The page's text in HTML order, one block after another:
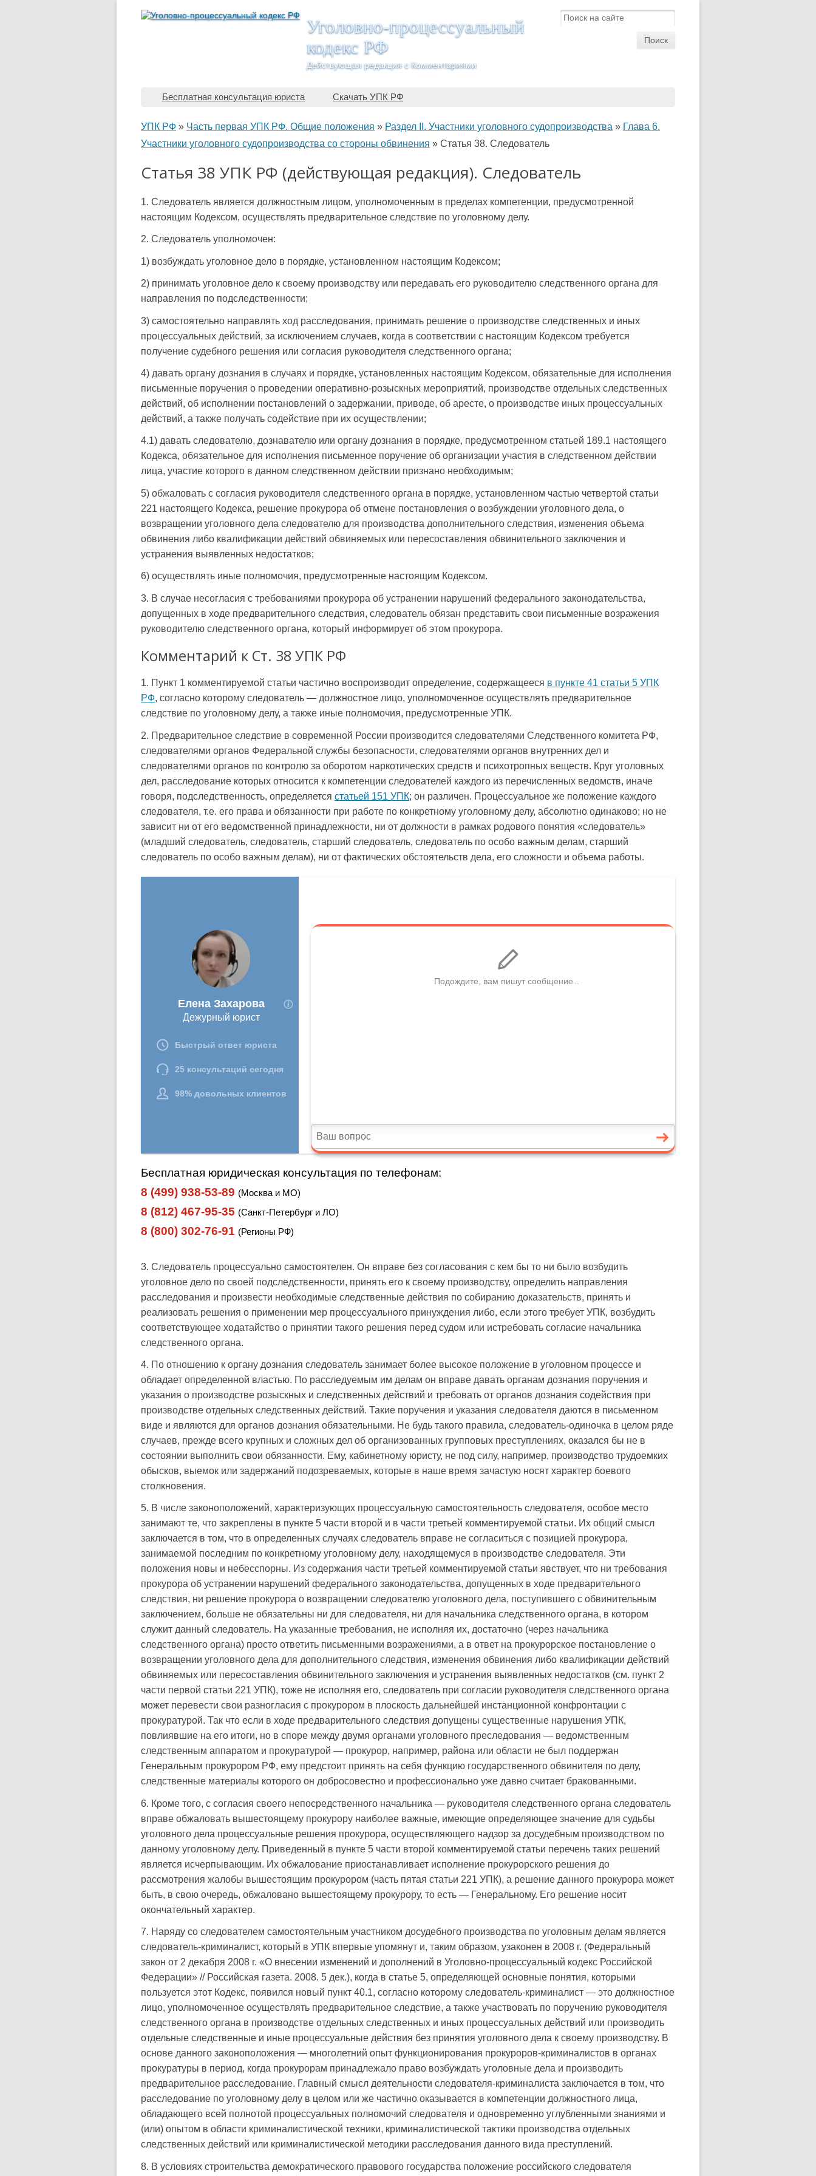
Уголовно-процессуальный
кодекс РФ
Действующая редакция с Комментариями
Бесплатная консультация юриста Скачать УПК РФ
УПК РФ » Часть первая УПК РФ. Общие положения » Раздел II. Участники уголовного судопроизводства » Глава 6.
Участники уголовного судопроизводства со стороны обвинения » Статья 38. Следователь
Статья 38 УПК РФ (действующая редакция). Следователь
1. Следователь является должностным лицом, уполномоченным в пределах компетенции, предусмотренной
настоящим Кодексом, осуществлять предварительное следствие по уголовному делу.
2. Следователь уполномочен:
1) возбуждать уголовное дело в порядке, установленном настоящим Кодексом;
2) принимать уголовное дело к своему производству или передавать его руководителю следственного органа для
направления по подследственности;
3) самостоятельно направлять ход расследования, принимать решение о производстве следственных и иных
процессуальных действий, за исключением случаев, когда в соответствии с настоящим Кодексом требуется
получение судебного решения или согласия руководителя следственного органа;
4) давать органу дознания в случаях и порядке, установленных настоящим Кодексом, обязательные для исполнения
письменные поручения о проведении оперативно-розыскных мероприятий, производстве отдельных следственных
действий, об исполнении постановлений о задержании, приводе, об аресте, о производстве иных процессуальных
действий, а также получать содействие при их осуществлении;
4.1) давать следователю, дознавателю или органу дознания в порядке, предусмотренном статьей 189.1 настоящего
Кодекса, обязательное для исполнения письменное поручение об организации участия в следственном действии
лица, участие которого в данном следственном действии признано необходимым;
5) обжаловать с согласия руководителя следственного органа в порядке, установленном частью четвертой статьи
221 настоящего Кодекса, решение прокурора об отмене постановления о возбуждении уголовного дела, о
возвращении уголовного дела следователю для производства дополнительного следствия, изменения объема
обвинения либо квалификации действий обвиняемых или пересоставления обвинительного заключения и
устранения выявленных недостатков;
6) осуществлять иные полномочия, предусмотренные настоящим Кодексом.
3. В случае несогласия с требованиями прокурора об устранении нарушений федерального законодательства,
допущенных в ходе предварительного следствия, следователь обязан представить свои письменные возражения
руководителю следственного органа, который информирует об этом прокурора.
Комментарий к Ст. 38 УПК РФ
1. Пункт 1 комментируемой статьи частично воспроизводит определение, содержащееся в пункте 41 статьи 5 УПК
РФ, согласно которому следователь — должностное лицо, уполномоченное осуществлять предварительное
следствие по уголовному делу, а также иные полномочия, предусмотренные УПК.
2. Предварительное следствие в современной России производится следователями Следственного комитета РФ,
следователями органов Федеральной службы безопасности, следователями органов внутренних дел и
следователями органов по контролю за оборотом наркотических средств и психотропных веществ. Круг уголовных
дел, расследование которых относится к компетенции следователей каждого из перечисленных ведомств, иначе
говоря, подследственность, определяется статьей 151 УПК; он различен. Процессуальное же положение каждого
следователя, т.е. его права и обязанности при работе по конкретному уголовному делу, абсолютно одинаково; но не
зависит ни от его ведомственной принадлежности, ни от должности в рамках родового понятия «следователь»
(младший следователь, следователь, старший следователь, следователь по особо важным делам, старший
следователь по особо важным делам), ни от фактических обстоятельств дела, его сложности и объема работы.
Бесплатная юридическая консультация по телефонам:
8 (499) 938-53-89 (Москва и МО)
8 (812) 467-95-35 (Санкт-Петербург и ЛО)
8 (800) 302-76-91 (Регионы РФ)
3. Следователь процессуально самостоятелен. Он вправе без согласования с кем бы то ни было возбудить
уголовное дело по своей подследственности, принять его к своему производству, определить направления
расследования и произвести необходимые следственные действия по собиранию доказательств, принять и
реализовать решения о применении мер процессуального принуждения либо, если этого требует УПК, возбудить
соответствующее ходатайство о принятии такого решения перед судом или истребовать согласие начальника
следственного органа.
4. По отношению к органу дознания следователь занимает более высокое положение в уголовном процессе и
обладает определенной властью. По расследуемым им делам он вправе давать органам дознания поручения и
указания о производстве розыскных и следственных действий и требовать от органов дознания содействия при
производстве отдельных следственных действий. Такие поручения и указания следователя даются в письменном
виде и являются для органов дознания обязательными. Не будь такого правила, следователь-одиночка в целом ряде
случаев, прежде всего крупных и сложных дел об организованных групповых преступлениях, оказался бы не в
состоянии выполнить свои обязанности. Ему, кабинетному юристу, не под силу, например, производство трудоемких
обысков, выемок или задержаний подозреваемых, которые в наше время зачастую носят характер боевого
столкновения.
5. В числе законоположений, характеризующих процессуальную самостоятельность следователя, особое место
занимают те, что закреплены в пункте 5 части второй и в части третьей комментируемой статьи. Их общий смысл
заключается в том, что в определенных случаях следователь вправе не согласиться с позицией прокурора,
занимаемой последним по конкретному уголовному делу, находящемуся в производстве следователя. Эти
положения новы и небесспорны. Из содержания части третьей комментируемой статьи явствует, что ни требования
прокурора об устранении нарушений федерального законодательства, допущенных в ходе предварительного
следствия, ни решение прокурора о возвращении следователю уголовного дела, поступившего с обвинительным
заключением, больше не обязательны ни для следователя, ни для начальника следственного органа, в котором
служит данный следователь. На указанные требования, не исполняя их, достаточно (через начальника
следственного органа) просто ответить письменными возражениями, а в ответ на прокурорское постановление о
возвращении уголовного дела для дополнительного следствия, изменения обвинения либо квалификации действий
обвиняемых или пересоставления обвинительного заключения и устранения выявленных недостатков (см. пункт 2
части первой статьи 221 УПК), тоже не исполняя его, следователь при согласии руководителя следственного органа
может перевести свои разногласия с прокурором в плоскость дальнейшей инстанционной конфронтации с
прокуратурой. Так что если в ходе предварительного следствия допущены существенные нарушения УПК,
повлиявшие на его итоги, но в споре между двумя органами уголовного преследования — ведомственным
следственным аппаратом и прокуратурой — прокурор, например, района или области не был поддержан
Генеральным прокурором РФ, ему предстоит принять на себя функцию государственного обвинителя по делу,
следственные материалы которого он добросовестно и профессионально уже давно считает бракованными.
6. Кроме того, с согласия своего непосредственного начальника — руководителя следственного органа следователь
вправе обжаловать вышестоящему прокурору наиболее важные, имеющие определяющее значение для судьбы
уголовного дела процессуальные решения прокурора, осуществляющего надзор за досудебным производством по
данному уголовному делу. Приведенный в пункте 5 части второй комментируемой статьи перечень таких решений
является исчерпывающим. Их обжалование приостанавливает исполнение прокурорского решения до
рассмотрения жалобы вышестоящим прокурором (часть пятая статьи 221 УПК), а решение данного прокурора может
быть, в свою очередь, обжаловано вышестоящему прокурору, то есть — Генеральному. Его решение носит
окончательный характер.
7. Наряду со следователем самостоятельным участником досудебного производства по уголовным делам является
следователь-криминалист, который в УПК впервые упомянут и, таким образом, узаконен в 2008 г. (Федеральный
закон от 2 декабря 2008 г. «О внесении изменений и дополнений в Уголовно-процессуальный кодекс Российской
Федерации» // Российская газета. 2008. 5 дек.), когда в статье 5, определяющей основные понятия, которыми
пользуется этот Кодекс, появился новый пункт 40.1, согласно которому следователь-криминалист — это должностное
лицо, уполномоченное осуществлять предварительное следствие, а также участвовать по поручению руководителя
следственного органа в производстве отдельных следственных и иных процессуальных действий или производить
отдельные следственные и иные процессуальные действия без принятия уголовного дела к своему производству. В
основе данного законоположения — многолетний опыт функционирования прокуроров-криминалистов в органах
прокуратуры в период, когда прокурорам принадлежало право возбуждать уголовные дела и производить
предварительное расследование. Главный смысл деятельности следователя-криминалиста заключается в том, что
расследование по уголовному делу в целом или же частично оказывается в компетенции должностного лица,
обладающего всей полнотой процессуальных полномочий следователя и одновременно углубленными знаниями и
(или) опытом в области криминалистической техники, криминалистической тактики производства отдельных
следственных действий или криминалистической методики расследования данного вида преступлений.
8. В условиях строительства демократического правового государства положение российского следователя